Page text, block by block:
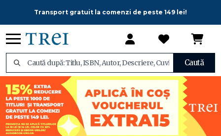
Transport gratuit la comenzi de peste 149 lei!
Caută